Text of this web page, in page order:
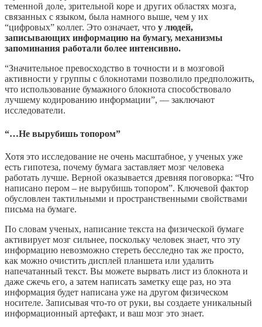
теменной доле, зрительной коре и других областях мозга,
связанных с языком, была намного выше, чем у их
“цифровых” коллег. Это означает, что у людей,
записывающих информацию на бумагу, механизмы
запоминания работали более интенсивно.
“Значительное превосходство в точности и в мозговой
активности у группы с блокнотами позволило предположить,
что использование бумажного блокнота способствовало
лучшему кодированию информации”, — заключают
исследователи.
“…Не вырубишь топором”
Хотя это исследование не очень масштабное, у ученых уже
есть гипотеза, почему бумага заставляет мозг человека
работать лучше. Верной оказывается древняя поговорка: “Что
написано пером – не вырубишь топором”. Ключевой фактор
обусловлен тактильными и пространственными свойствами
письма на бумаге.
По словам ученых, написание текста на физической бумаге
активирует мозг сильнее, поскольку человек знает, что эту
информацию невозможно стереть бесследно так же просто,
как можно очистить дисплей планшета или удалить
напечатанный текст. Вы можете вырвать лист из блокнота и
даже сжечь его, а затем написать заметку еще раз, но эта
информация будет написана уже на другом физическом
носителе. Записывая что-то от руки, вы создаете уникальный
информационный артефакт, и ваш мозг это знает.